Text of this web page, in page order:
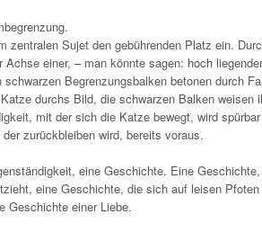
Sujet den gebührenden Platz ein.
einer, – man könnte sagen: hoch
Begrenzungsbalken betonen durch
durchs Bild, die schwarzen Balken weisen
mit der sich die Katze bewegt, wird
zurückbleiben wird, bereits voraus.
eine Geschichte. Eine
eine Geschichte, die sich auf leisen
Geschichte einer Liebe.